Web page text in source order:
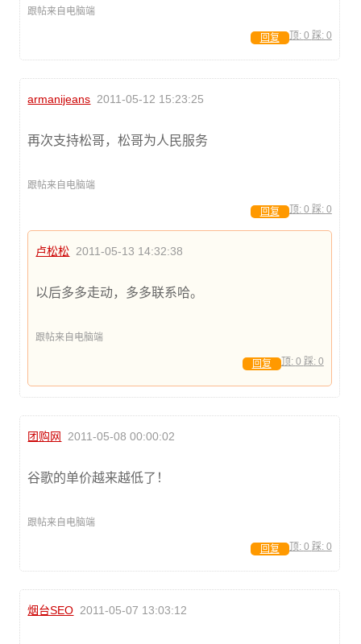
跟帖来自电脑端
顶: 0 踩: 0
回复
armanijeans 2011-05-12 15:23:25
再次支持松哥，松哥为人民服务
跟帖来自电脑端
顶: 0 踩: 0
回复
卢松松 2011-05-13 14:32:38
以后多多走动，多多联系哈。
跟帖来自电脑端
顶: 0 踩: 0
回复
团购网 2011-05-08 00:00:02
谷歌的单价越来越低了！
跟帖来自电脑端
顶: 0 踩: 0
回复
烟台SEO 2011-05-07 13:03:12